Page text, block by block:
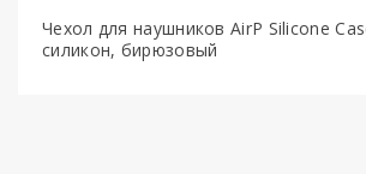
Чехол для наушников AirP Silicone
силикон, бирюзовый